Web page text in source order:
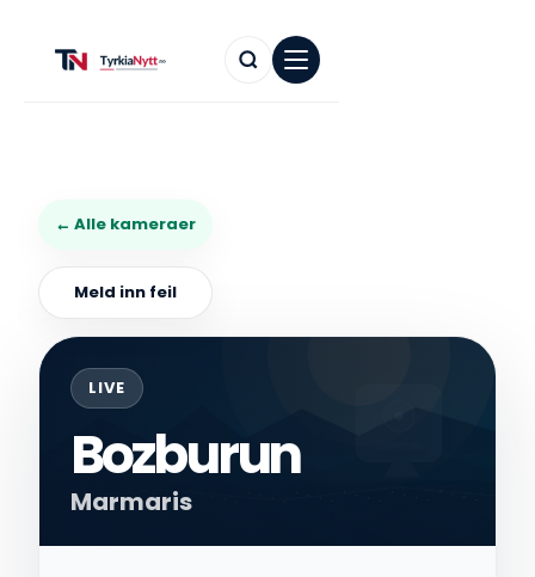
← Alle kameraer
Meld inn feil
LIVE
Bozburun
Marmaris